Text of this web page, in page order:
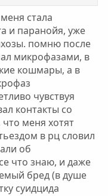
стала
и паранойя, уже
помню после
микрофазами, в
кошмары, а в
чувствуя
контакты со
меня хотят
в рц словил
об
что знаю, и даже
бред (в душе
суидцида